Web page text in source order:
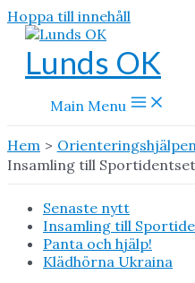
Hoppa till innehåll
Lunds OK
Main Menu
Hem
Insamling till Sportidentset
Senaste nytt
Insamling till
Panta och hjälp!
Klädhörna Ukraina